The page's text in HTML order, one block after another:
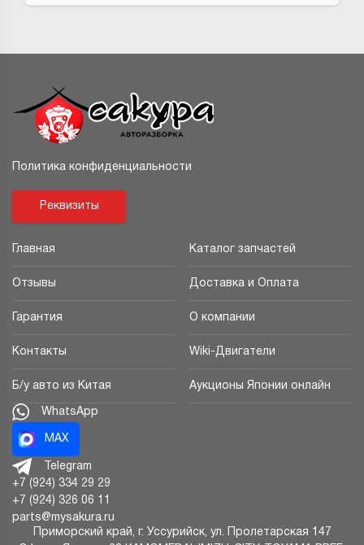
Политика конфиденциальности
Реквизиты
Главная Каталог запчастей
Отзывы Доставка и Оплата
Гарантия О компании
Контакты Wiki-Двигатели
Б/у авто из Китая Аукционы Японии онлайн
WhatsApp
MAX
Telegram
+7 (924) 334 29 29
+7 (924) 326 06 11
parts@mysakura.ru
Приморский край, г. Уссурийск, ул. Пролетарская 147